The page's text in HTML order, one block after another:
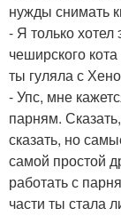
нужды снимать
- Я только
чеширского
ты гуляла с
- Упс, мне
парням.
сказать, но
самой простой
работать с
части ты стала